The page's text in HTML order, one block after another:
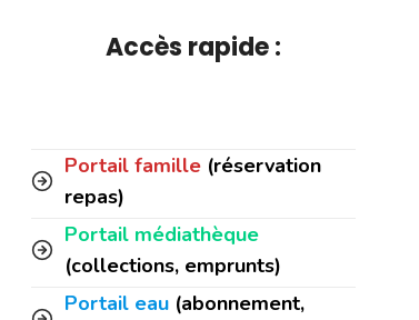
Accès rapide :
Portail famille (réservation
repas)
Portail médiathèque
(collections, emprunts)
Portail eau (abonnement,